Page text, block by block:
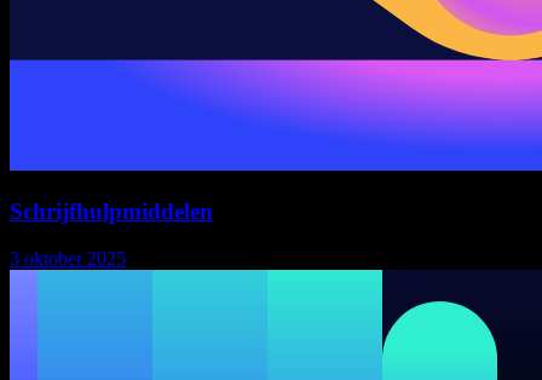
Schrijfhulpmiddelen
3 oktober 2025